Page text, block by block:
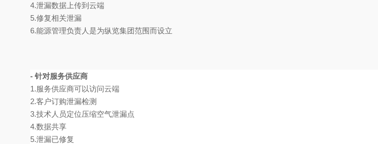
4.泄漏数据上传到云端
5.修复相关泄漏
6.能源管理负责人是为纵览集团范围而设立
- 针对服务供应商
1.服务供应商可以访问云端
2.客户订购泄漏检测
3.技术人员定位压缩空气泄漏点
4.数据共享
5.泄漏已修复